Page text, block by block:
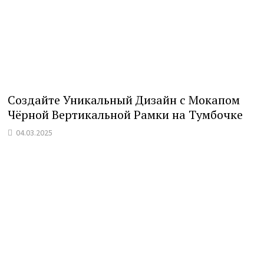
Создайте Уникальный Дизайн с Мокапом
Чёрной Вертикальной Рамки на Тумбочке
04.03.2025